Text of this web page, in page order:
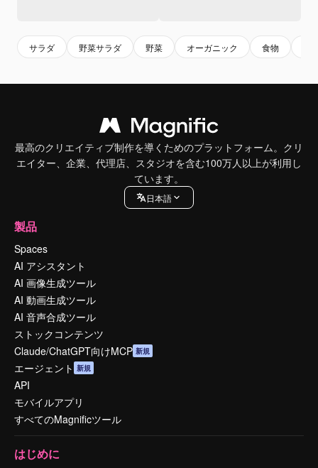
サラダ 野菜サラダ 野菜 オーガニック 食物
最高のクリエイティブ制作を導くためのプラットフォーム。クリ
エイター、企業、代理店、スタジオを含む100万人以上が利用し
ています。
日本語
製品
Spaces
AI アシスタント
AI 画像生成ツール
AI 動画生成ツール
AI 音声合成ツール
ストックコンテンツ
Claude/ChatGPT向けMCP 新規
エージェント 新規
API
モバイルアプリ
すべてのMagnificツール
はじめに